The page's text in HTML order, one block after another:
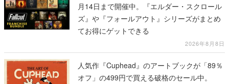
月14日まで開催中。『エルダー・スクロール
ズ』や『フォールアウト』シリーズがまとめ
てお得にゲットできる
2026年8月8日
人気作『Cuphead』のアートブックが「89％
オフ」の499円で買える破格のセール中。